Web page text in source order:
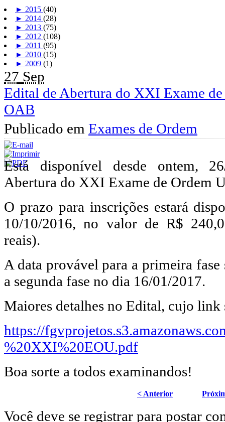
► 2015 (40)
► 2014 (28)
► 2013 (75)
► 2012 (108)
► 2011 (95)
► 2010 (15)
► 2009 (1)
27 Sep
Edital de Abertura do XXI Exame
OAB
Publicado em Exames de Ordem
Está disponível desde ontem,
Abertura do XXI Exame de Ordem
O prazo para inscrições estará
10/10/2016, no valor de R$
reais).
A data provável para a primeira
a segunda fase no dia 16/01/2017.
Maiores detalhes no Edital, cujo link
https://
%20XXI%20EOU.pdf
Boa sorte a todos examinandos!
< Anterior
Você deve se registrar para postar